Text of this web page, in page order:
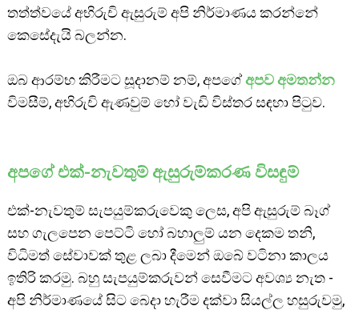
තත්ත්වයේ අභිරුචි ඇසුරුම් අපි නිර්මාණය කරන්නේ
කෙසේදැයි බලන්න.
ඔබ ආරම්භ කිරීමට සූදානම් නම්, අපගේඅපව අමතන්න
විමසීම්, අභිරුචි ඇණවුම් හෝ වැඩි විස්තර සඳහා පිටුව.
අපගේ එක්-නැවතුම් ඇසුරුම්කරණ විසඳුම්
එක්-නැවතුම් සැපයුම්කරුවෙකු ලෙස, අපි ඇසුරුම් බෑග්
සහ ගැලපෙන පෙට්ටි හෝ බහාලුම් යන දෙකම තනි,
විධිමත් සේවාවක් තුළ ලබා දීමෙන් ඔබේ වටිනා කාලය
ඉතිරි කරමු. බහු සැපයුම්කරුවන් සෙවීමට අවශ්‍ය නැත -
අපි නිර්මාණයේ සිට බෙදා හැරීම දක්වා සියල්ල හසුරුවමු,